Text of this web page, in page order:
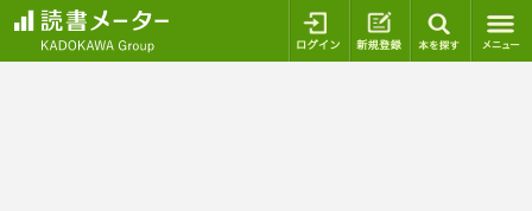
ログイン 新規登録